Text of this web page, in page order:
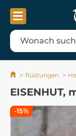
Rüstungen
-15%